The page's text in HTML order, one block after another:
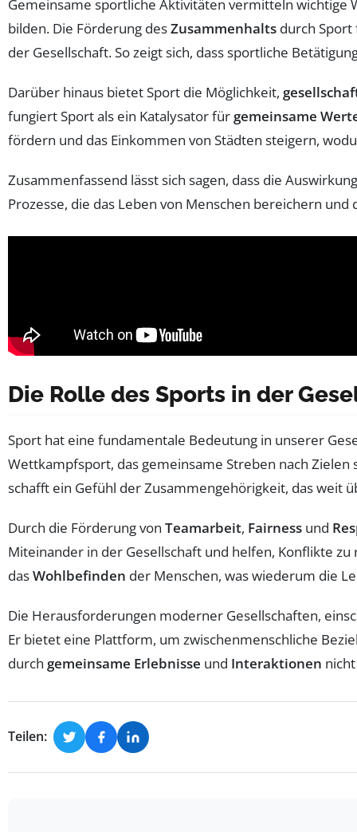
Gemeinsame sportliche Aktivitäten vermitteln wichtige
bilden. Die Förderung desZusammenhalts durch
der Gesellschaft. So zeigt sich, dass sportliche
Darüber hinaus bietet Sport die Möglichkeit,
fungiert Sport als ein Katalysator für gemeinsame
fördern und das Einkommen von Städten steigern,
Zusammenfassend lässt sich sagen, dass die
Prozesse, die das Leben von Menschen bereichern
Die Rolle des Sports in der
Sport hat eine fundamentale Bedeutung in unserer
Wettkampfsport, das gemeinsame Streben nach
schafft ein Gefühl der Zusammengehörigkeit, das weit
Durch die Förderung von Teamarbeit, Fairness und
Miteinander in der Gesellschaft und helfen, Konflikte
dasWohlbefinden der Menschen, was wiederum die
Die Herausforderungen moderner Gesellschaften,
Er bietet eine Plattform, um zwischenmenschliche
durch gemeinsame Erlebnisse und Interaktionen
Teilen: